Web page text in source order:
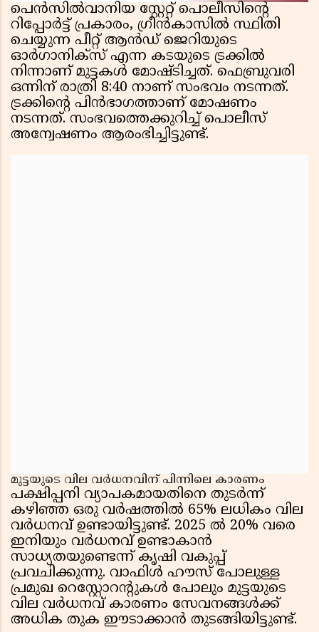
പെൻസിൽവാനിയ സ്റ്റേറ്റ് പൊലീസിന്റെ
റിപ്പോർട്ട് പ്രകാരം, ഗ്രീൻകാസിൽ സ്ഥിതി
ചെയ്യുന്ന പീറ്റ് ആൻഡ് ജെറിയുടെ
ഓർഗാനിക്സ് എന്ന കടയുടെ ട്രക്കിൽ
നിന്നാണ് മുട്ടകൾ മോഷ്ടിച്ചത്. ഫെബ്രുവരി
ഒന്നിന് രാത്രി 8:40 നാണ് സംഭവം നടന്നത്.
ട്രക്കിന്റെ പിൻഭാഗത്താണ് മോഷണം
നടന്നത്. സംഭവത്തെക്കുറിച്ച് പൊലീസ്
അന്വേഷണം ആരംഭിച്ചിട്ടുണ്ട്.
മുട്ടയുടെ വില വർധനവിന് പിന്നിലെ കാരണം
പക്ഷിപ്പനി വ്യാപകമായതിനെ തുടർന്ന്
കഴിഞ്ഞ ഒരു വർഷത്തിൽ 65% ലധികം വില
വർധനവ് ഉണ്ടായിട്ടുണ്ട്. 2025 ൽ 20% വരെ
ഇനിയും വർധനവ് ഉണ്ടാകാൻ
സാധ്യതയുണ്ടെന്ന് കൃഷി വകുപ്പ്
പ്രവചിക്കുന്നു. വാഫിൾ ഹൗസ് പോലുള്ള
പ്രമുഖ റെസ്റ്റോറന്റുകൾ പോലും മുട്ടയുടെ
വില വർധനവ് കാരണം സേവനങ്ങൾക്ക്
അധിക തുക ഈടാക്കാൻ തുടങ്ങിയിട്ടുണ്ട്.